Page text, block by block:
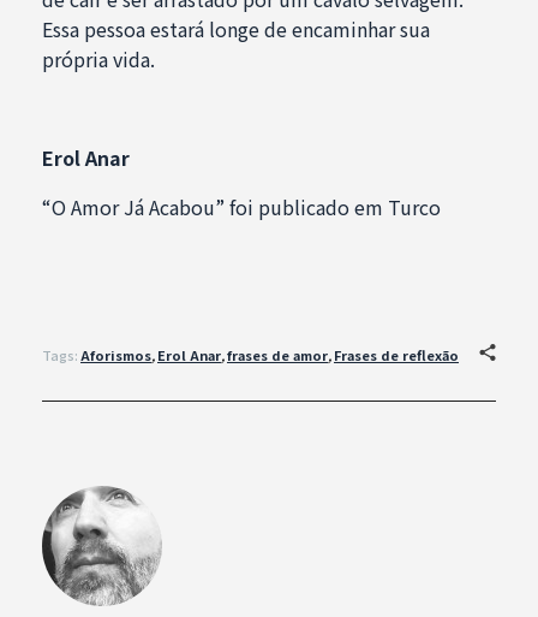
Essa pessoa estará longe de encaminhar sua
própria vida.
Erol Anar
“O Amor Já Acabou” foi publicado em Turco
Tags:Aforismos,Erol Anar,frases de amor,Frases de reflexão